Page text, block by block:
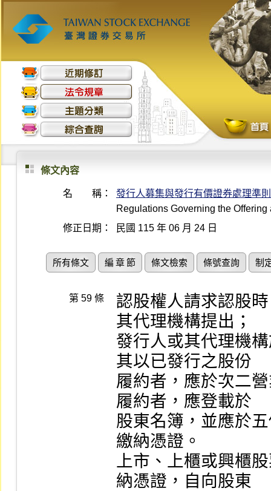
條文內容
名 稱：
發行人募集與發行有價證券處理準則
Regulations Governing the
修正日期：
民國 115 年 06 月 24 日
所有條文 編 章 節 條文檢索 條號查詢 制
第 59 條
認股權人請求認股
其代理機構提出；
發行人或其代理機
其以已發行之股份
履約者，應於次二
履約者，應登載於
股東名簿，並應於
繳納憑證。
上市、上櫃或興櫃
納憑證，自向股東